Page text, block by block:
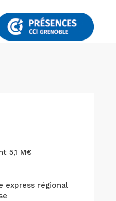
5,1 M€
express régional